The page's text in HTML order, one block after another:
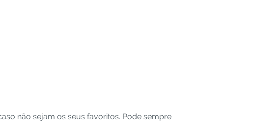
não sejam os seus favoritos. Pode sempre